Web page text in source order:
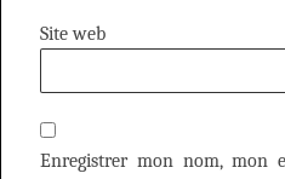
Site web
Enregistrer mon nom, mon